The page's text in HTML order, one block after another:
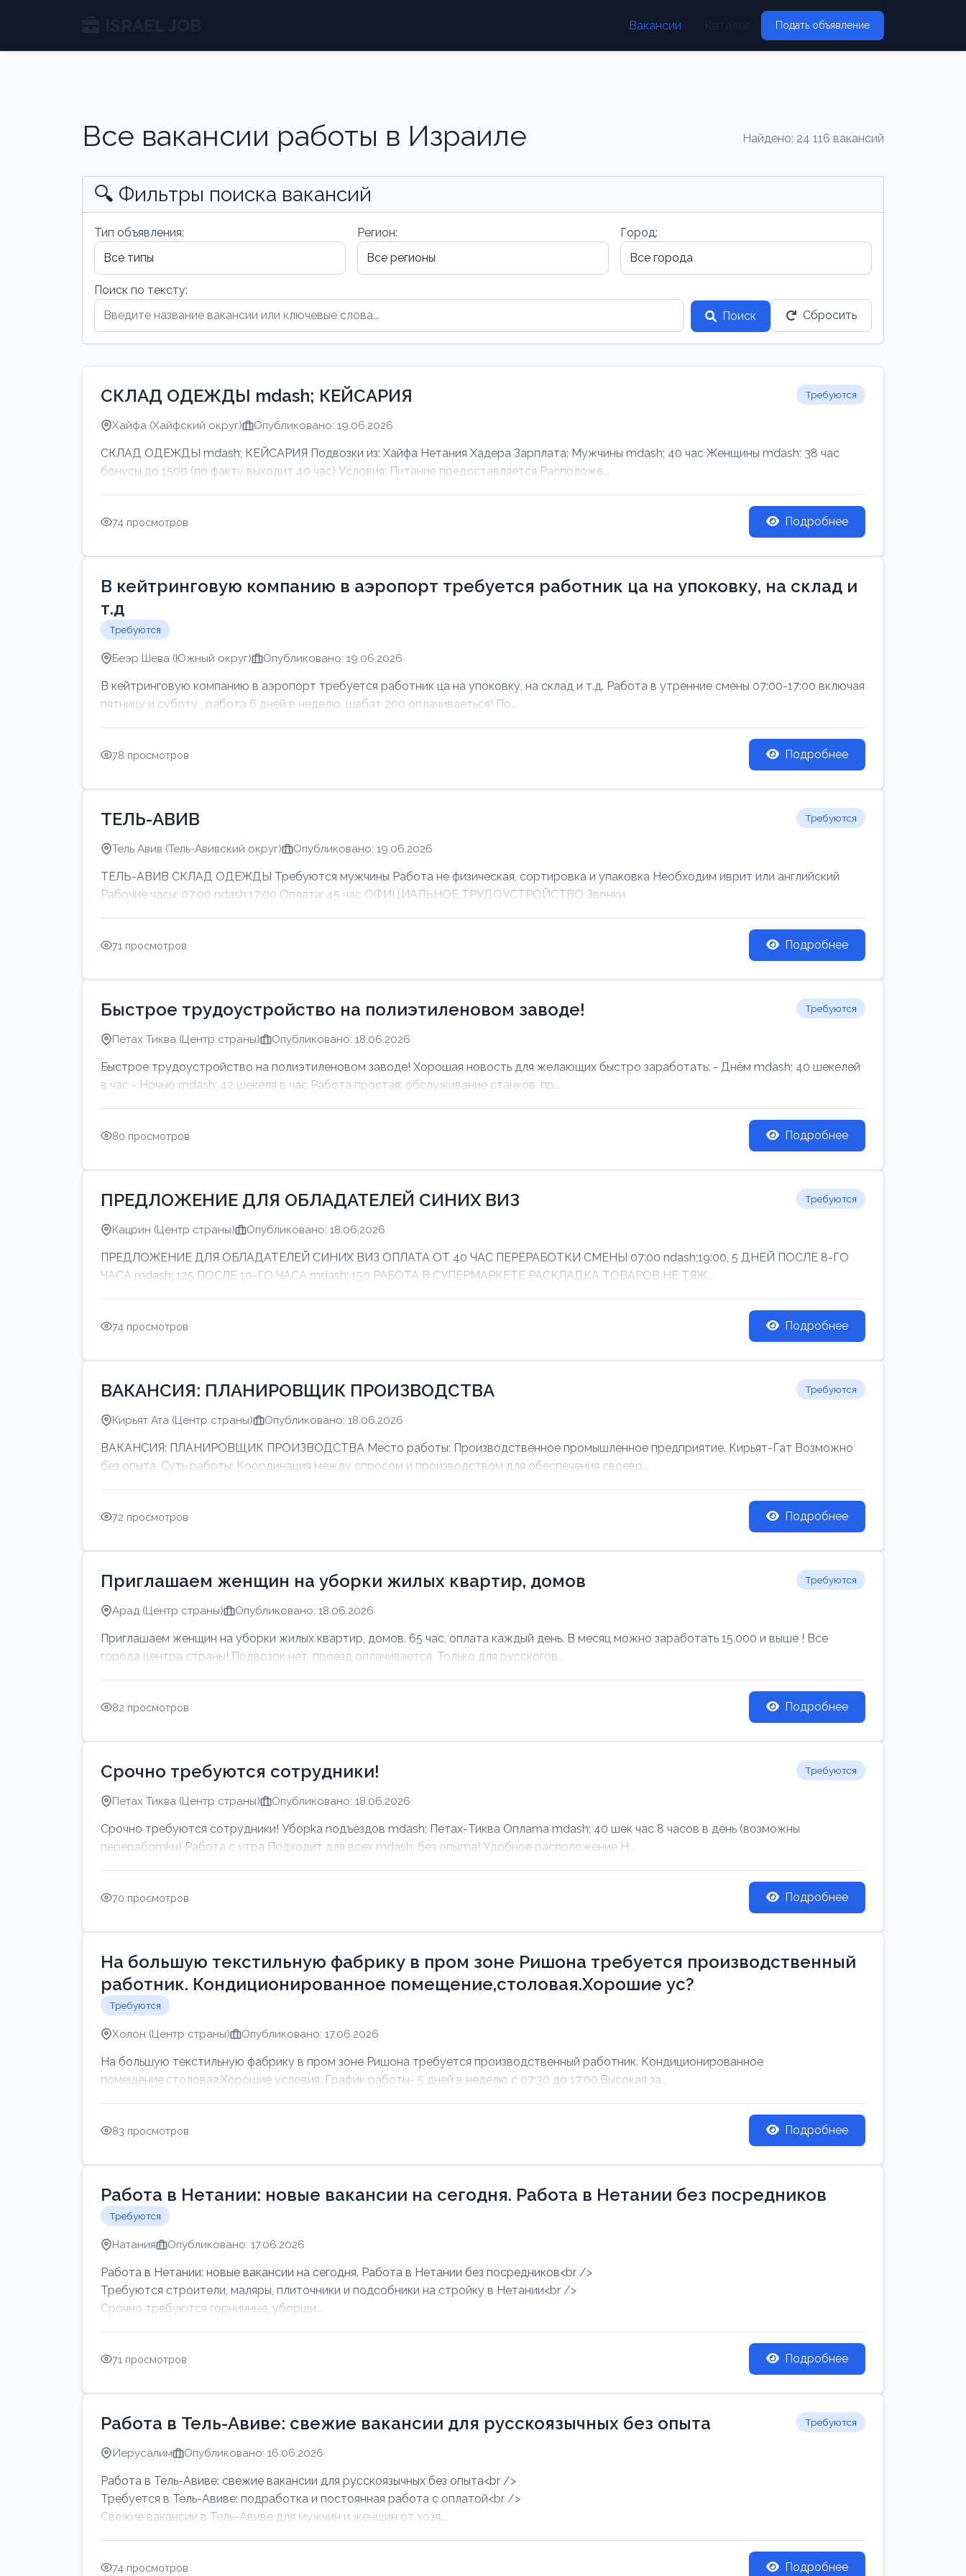
Вакансии Подать объявление
Все вакансии работы в Израиле Найдено: 24 116 вакансий
🔍 Фильтры поиска вакансий
Тип объявления: Регион: Город:
Поиск по тексту:
Поиск
Сбросить
СКЛАД ОДЕЖДЫ mdash; КЕЙСАРИЯ Требуются
Хайфа (Хайфский округ) Опубликовано: 19.06.2026
СКЛАД ОДЕЖДЫ mdash; КЕЙСАРИЯ Подвозки из: Хайфа Нетания Хадера Зарплата: Мужчины mdash; 40 час Женщины mdash; 38 час
бонусы до 1500 (по факту выходит 40 час) Условия: Питание предоставляется Расположе...
74 просмотров Подробнее
В кейтринговую компанию в аэропорт требуется работник ца на упоковку, на склад и
т.д
Требуются
Беэр Шева (Южный округ) Опубликовано: 19.06.2026
В кейтринговую компанию в аэропорт требуется работник ца на упоковку, на склад и т.д. Работа в утренние смены 07:00-17:00 включая
пятницу и суботу , работа 6 дней в неделю, шабат 200 оплачиваеться! По...
78 просмотров Подробнее
ТЕЛЬ-АВИВ Требуются
Тель Авив (Тель-Авивский округ) Опубликовано: 19.06.2026
ТЕЛЬ-АВИВ СКЛАД ОДЕЖДЫ Требуются мужчины Работа не физическая, сортировка и упаковка Необходим иврит или английский
Рабочие часы: 07:00 ndash;17:00 Оплата: 45 час ОФИЦИАЛЬНОЕ ТРУДОУСТРОЙСТВО Звонки
71 просмотров Подробнее
Быстрое трудоустройство на полиэтиленовом заводе! Требуются
Петах Тиква (Центр страны) Опубликовано: 18.06.2026
Быстрое трудоустройство на полиэтиленовом заводе! Хорошая новость для желающих быстро заработать: - Днём mdash; 40 шекелей
в час - Ночью mdash; 42 шекеля в час Работа простая: обслуживание станков, пр...
80 просмотров Подробнее
ПРЕДЛОЖЕНИЕ ДЛЯ ОБЛАДАТЕЛЕЙ СИНИХ ВИЗ Требуются
Кацрин (Центр страны) Опубликовано: 18.06.2026
ПРЕДЛОЖЕНИЕ ДЛЯ ОБЛАДАТЕЛЕЙ СИНИХ ВИЗ ОПЛАТА ОТ 40 ЧАС ПЕРЕРАБОТКИ СМЕНЫ 07:00 ndash;19:00, 5 ДНЕЙ ПОСЛЕ 8-ГО
ЧАСА mdash; 125 ПОСЛЕ 10-ГО ЧАСА mdash; 150 РАБОТА В СУПЕРМАРКЕТЕ РАСКЛАДКА ТОВАРОВ НЕ ТЯЖ...
74 просмотров Подробнее
ВАКАНСИЯ: ПЛАНИРОВЩИК ПРОИЗВОДСТВА Требуются
Кирьят Ата (Центр страны) Опубликовано: 18.06.2026
ВАКАНСИЯ: ПЛАНИРОВЩИК ПРОИЗВОДСТВА Место работы: Производственное промышленное предприятие. Кирьят-Гат Возможно
без опыта. Суть работы: Координация между спросом и производством для обеспечения своевр...
72 просмотров Подробнее
Приглашаем женщин на уборки жилых квартир, домов Требуются
Арад (Центр страны) Опубликовано: 18.06.2026
Приглашаем женщин на уборки жилых квартир, домов. 65 час, оплата каждый день. В месяц можно заработать 15.000 и выше ! Все
города центра страны! Подвозок нет, проезд оплачивается. Только для русскогов...
82 просмотров Подробнее
Срочно требуются сотрудники! Требуются
Петах Тиква (Центр страны) Опубликовано: 18.06.2026
Срочно требуются сотрудники! Убоpkа noдъездов mdash; Петах-Тиква Оплаma mdash; 40 шек час 8 часов в день (возможны
перерабоmku) Работа с утpa Подходит для всех mdash; без опыma! Удобное раcnoложение Н...
70 просмотров Подробнее
На большую текстильную фабрику в пром зоне Ришона требуется производственный
работник. Кондиционированное помещение,столовая.Хорошие ус?
Требуются
Холон (Центр страны) Опубликовано: 17.06.2026
На большую текстильную фабрику в пром зоне Ришона требуется производственный работник. Кондиционированное
помещение,столовая.Хорошие условия. График работы- 5 дней в неделю с 07:30 до 17:00.Высокая за...
83 просмотров Подробнее
Работа в Нетании: новые вакансии на сегодня. Работа в Нетании без посредников
Требуются
Натания Опубликовано: 17.06.2026
Работа в Нетании: новые вакансии на сегодня. Работа в Нетании без посредников<br />
Требуются строители, маляры, плиточники и подсобники на стройку в Нетании<br />
Срочно требуются горничные, уборщи...
71 просмотров Подробнее
Работа в Тель-Авиве: свежие вакансии для русскоязычных без опыта Требуются
Иерусалим Опубликовано: 16.06.2026
Работа в Тель-Авиве: свежие вакансии для русскоязычных без опыта<br />
Требуется в Тель-Авиве: подработка и постоянная работа с оплатой<br />
Свежие вакансии в Тель-Авиве для мужчин и женщин от хозя...
74 просмотров Подробнее